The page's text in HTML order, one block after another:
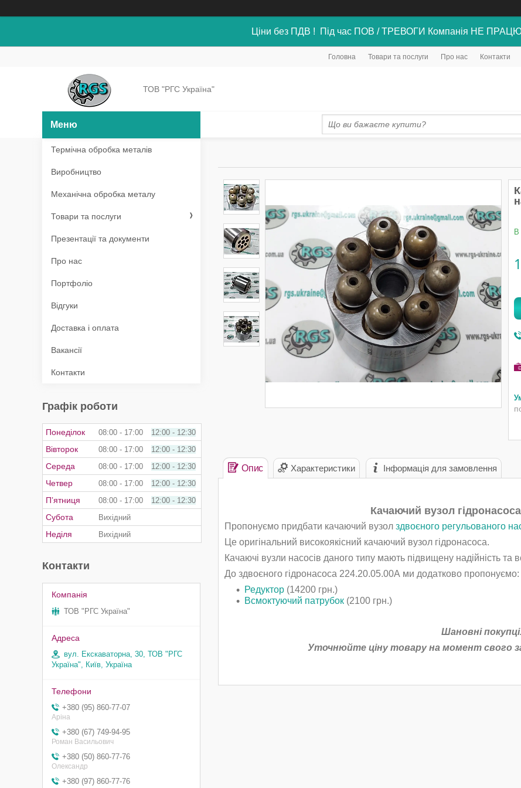
Ціни без ПДВ ! Під час ПОВ / ТРЕВОГИ Компанія НЕ
Головна Товари та послуги Про нас Контакти
ТОВ "РГС Україна"
В
Опис Характеристики Інформація для замовлення
Качаючий вузол гідронасоса
Пропонуємо придбати качаючий вузол здвоєного регульованого
Це оригінальний високоякісний качаючий вузол гідронасоса.
Качаючі вузли насосів даного типу мають підвищену надійність та
До здвоєного гідронасоса 224.20.05.00А ми додатково пропонуємо:
Редуктор (14200 грн.)
Всмоктуючий патрубок (2100 грн.)
Шановні покупці.
Уточнюйте ціну товару на момент свого
Термічна обробка металів
Виробництво
Механічна обробка металу
Товари та послуги
Презентації та документи
Про нас
Портфоліо
Відгуки
Доставка і оплата
Вакансії
Контакти
Графік роботи
Понеділок 08:00 17:00 12:00 12:30
Вівторок 08:00 17:00 12:00 12:30
Середа 08:00 17:00 12:00 12:30
Четвер 08:00 17:00 12:00 12:30
Пʼятниця 08:00 17:00 12:00 12:30
Субота Вихідний
Неділя Вихідний
Контакти
ТОВ "РГС Україна"
вул. Екскаваторна, 30, ТОВ "РГС
Україна", Київ, Україна
+380 (95) 860-77-07
Аріна
+380 (67) 749-94-95
Роман Васильович
+380 (50) 860-77-76
Олександр
+380 (97) 860-77-76